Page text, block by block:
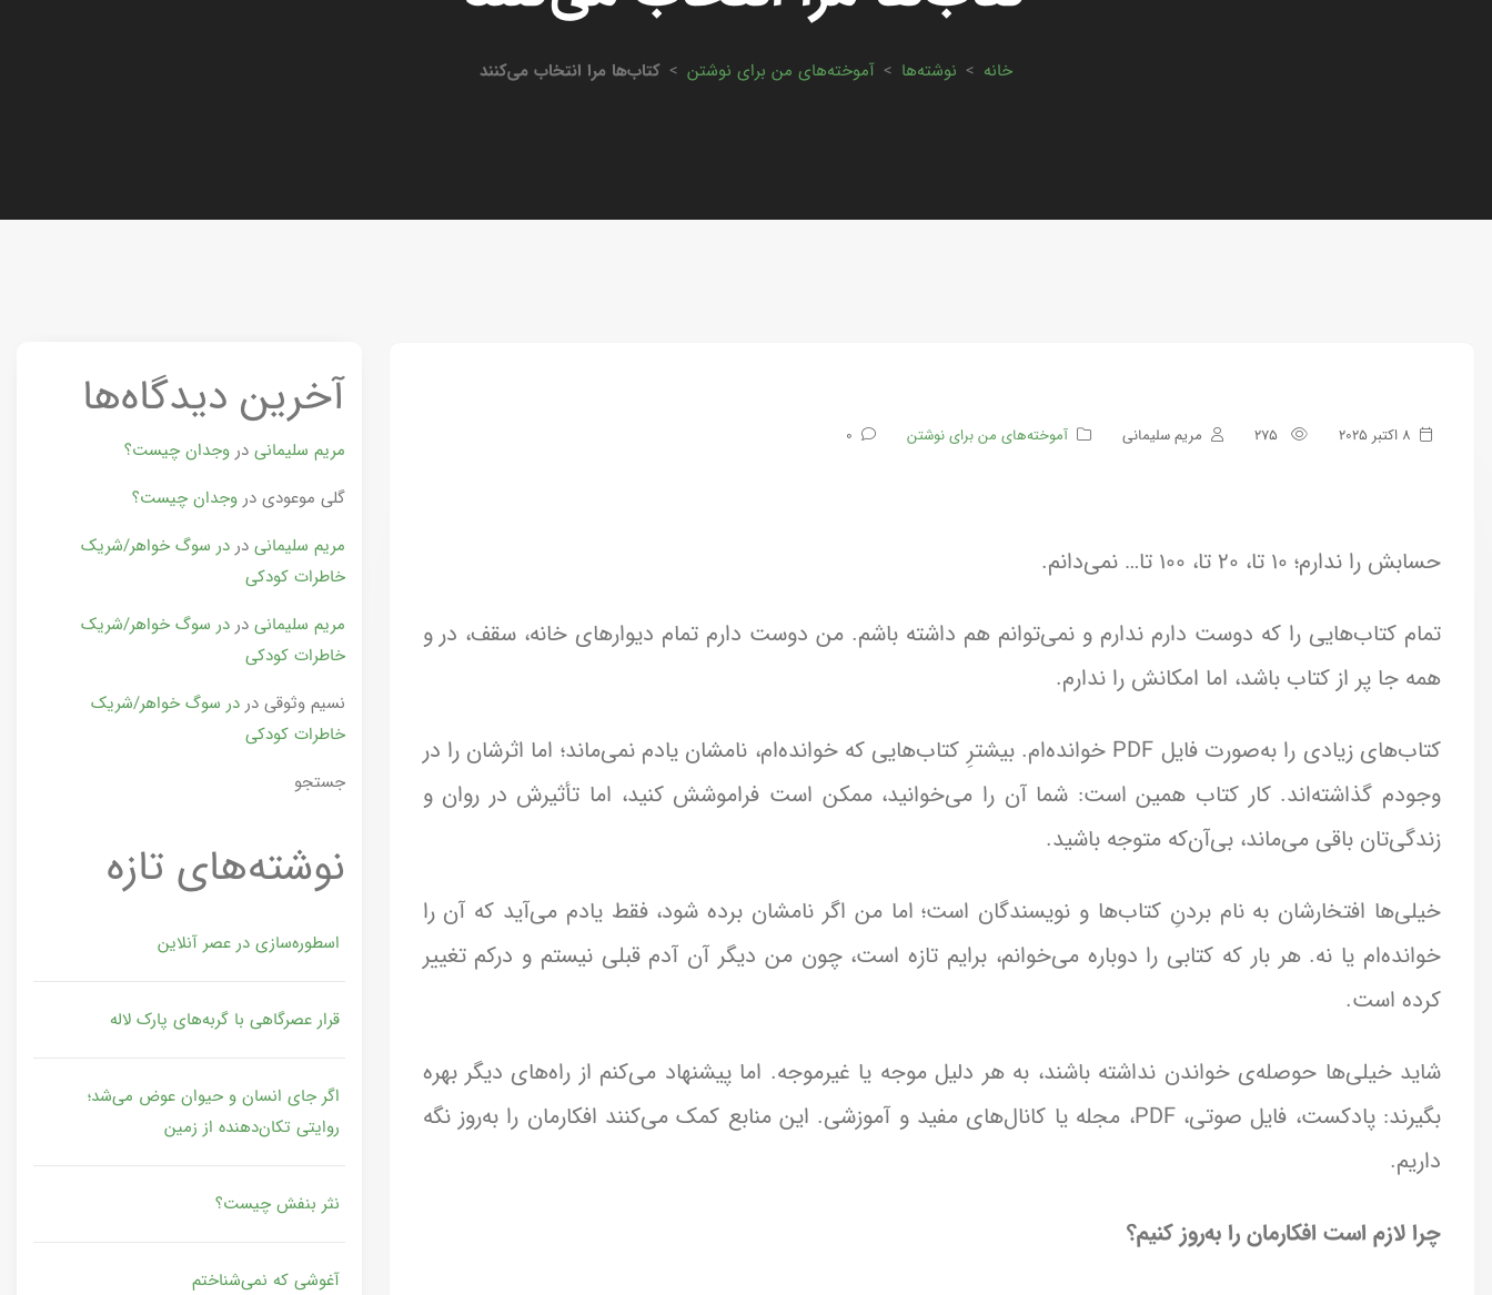
خانه > نوشته‌ها > آموخته‌های من برای نوشتن > کتاب‌ها مرا انتخاب می‌کنند
8 اکتبر 2025 مریم سلیمانی آموخته‌های من برای نوشتن 0
حسابش را ندارم؛ ۱۰ تا، ۲۰ تا، ۱۰۰ تا… نمی‌دانم.
تمام کتاب‌هایی را که دوست دارم ندارم و نمی‌توانم هم داشته باشم. من دوست دارم تمام دیوارهای خانه، سقف، در و
همه جا پر از کتاب باشد، اما امکانش را ندارم.
کتاب‌های زیادی را به‌صورت فایل PDF خوانده‌ام. بیشترِ کتاب‌هایی که خوانده‌ام، نامشان یادم نمی‌ماند؛ اما اثرشان را در
وجودم گذاشته‌اند. کار کتاب همین است: شما آن را می‌خوانید، ممکن است فراموشش کنید، اما تأثیرش در روان و
زندگی‌تان باقی می‌ماند، بی‌آن‌که متوجه باشید.
خیلی‌ها افتخارشان به نام بردنِ کتاب‌ها و نویسندگان است؛ اما من اگر نامشان برده شود، فقط یادم می‌آید که آن را
خوانده‌ام یا نه. هر بار که کتابی را دوباره می‌خوانم، برایم تازه است، چون من دیگر آن آدم قبلی نیستم و درکم تغییر
کرده است.
شاید خیلی‌ها حوصله‌ی خواندن نداشته باشند، به هر دلیل موجه یا غیرموجه. اما پیشنهاد می‌کنم از راه‌های دیگر بهره
بگیرند: پادکست، فایل صوتی، PDF، مجله یا کانال‌های مفید و آموزشی. این منابع کمک می‌کنند افکارمان را به‌روز نگه
داریم.
چرا لازم است افکارمان را به‌روز کنیم؟
آخرین دیدگاه‌ها
مریم سلیمانی دروجدان چیست؟
گلی موعودی دروجدان چیست؟
مریم سلیمانی دردر سوگ خواهر/شریک
خاطرات کودکی
مریم سلیمانی دردر سوگ خواهر/شریک
خاطرات کودکی
نسیم وثوقی دردر سوگ خواهر/شریک
خاطرات کودکی
جستجو
نوشته‌های تازه
اسطوره‌سازی در عصر آنلاین
قرار عصرگاهی با گربه‌های پارک لاله
اگر جای انسان و حیوان عوض می‌شد؛
روایتی تکان‌دهنده از زمین
نثر بنفش چیست؟
آغوشی که نمی‌شناختم